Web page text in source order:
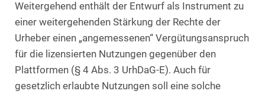
Weitergehend enthält der Entwurf als Instrument zu
einer weitergehenden Stärkung der Rechte der
Urheber einen „angemessenen“ Vergütungsanspruch
für die lizensierten Nutzungen gegenüber den
Plattformen (§ 4 Abs. 3 UrhDaG-E). Auch für
gesetzlich erlaubte Nutzungen soll eine solche